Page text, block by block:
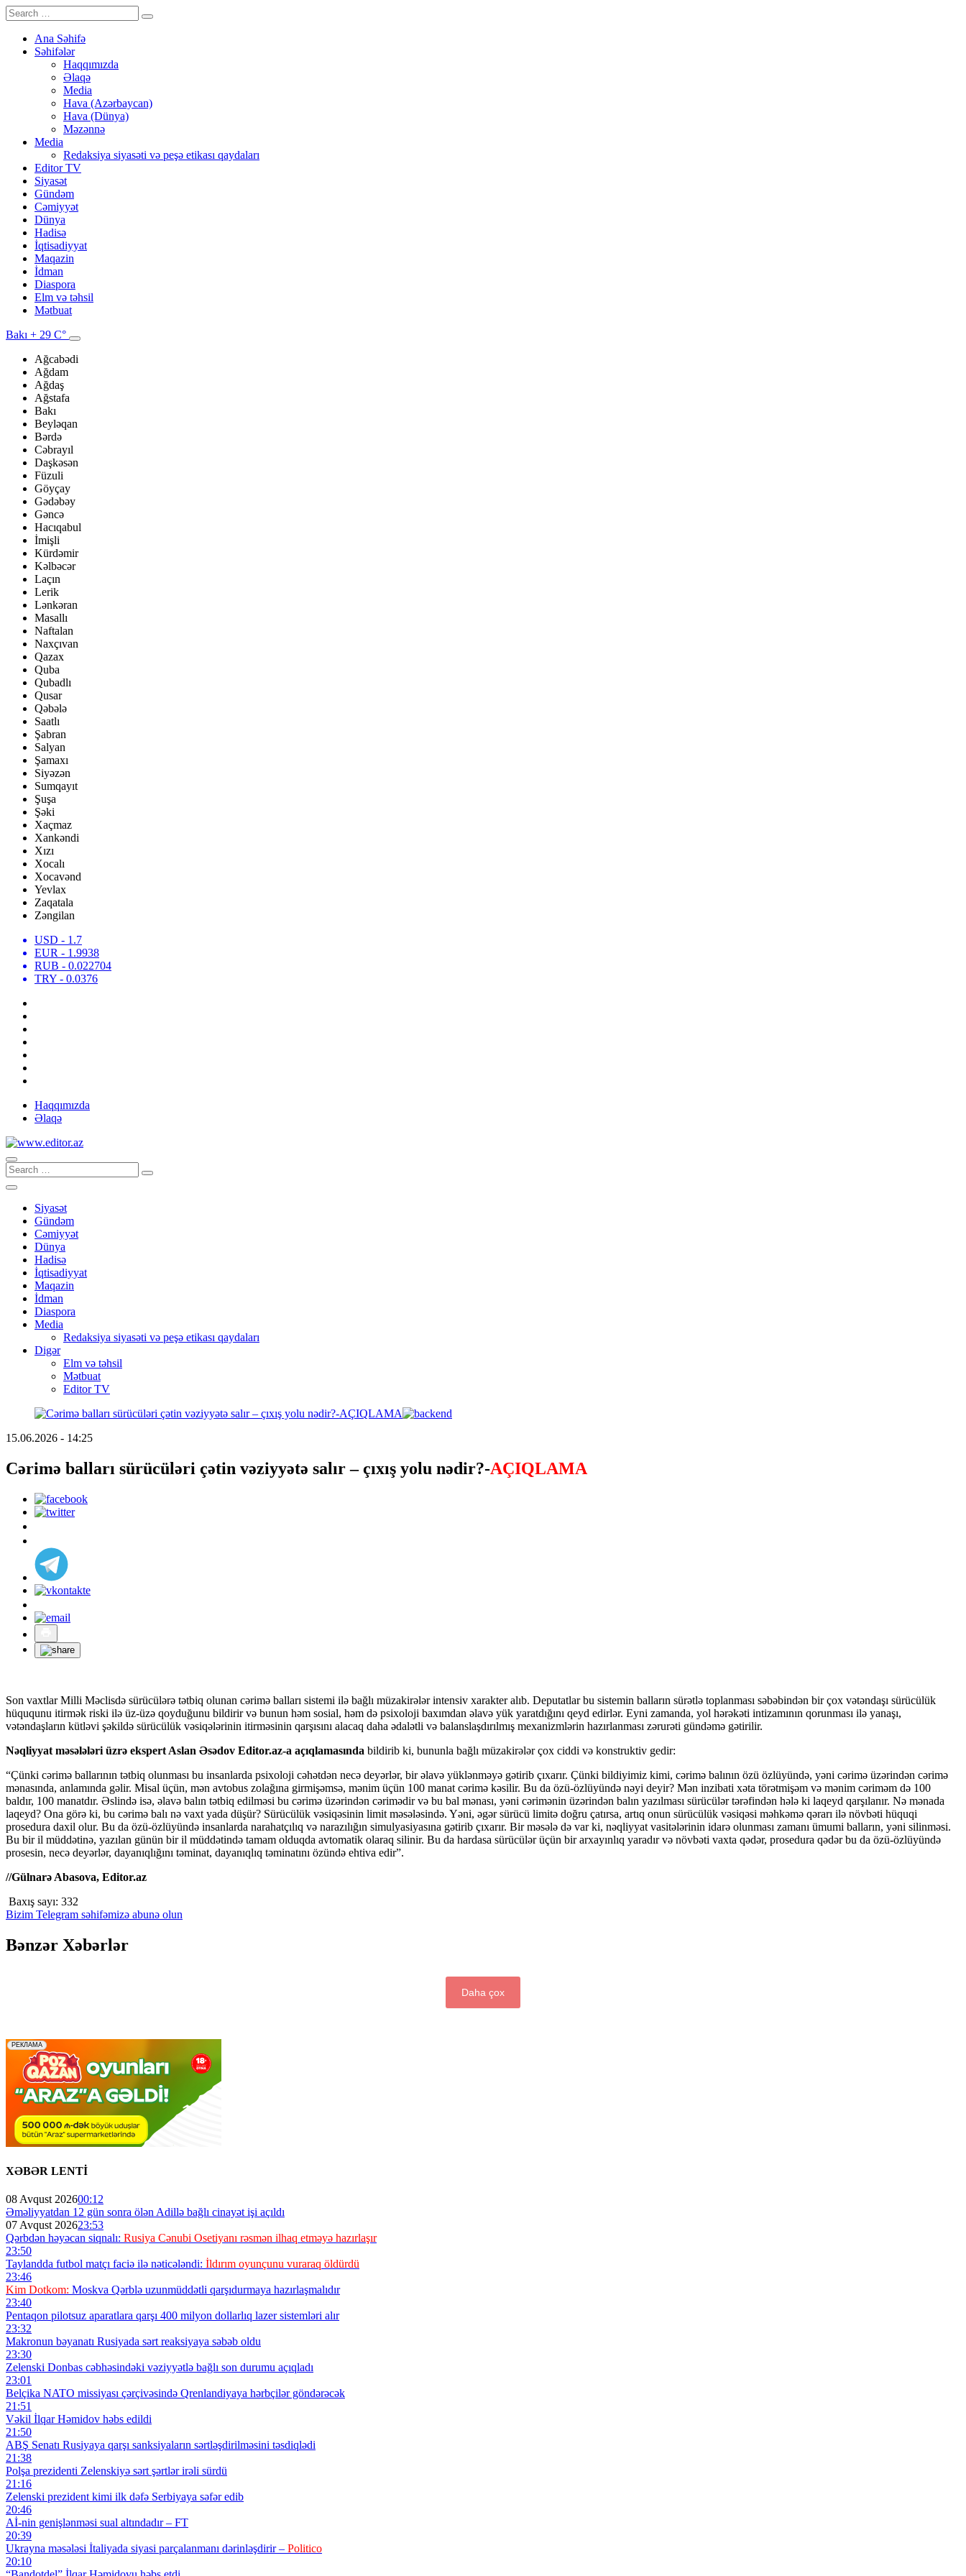
Ana Səhifə
Səhifələr
Haqqımızda
Əlaqə
Media
Hava (Azərbaycan)
Hava (Dünya)
Məzənnə
Media
Redaksiya siyasəti və peşə etikası qaydaları
Editor TV
Siyasət
Gündəm
Cəmiyyət
Dünya
Hadisə
İqtisadiyyat
Maqazin
İdman
Diaspora
Elm və təhsil
Mətbuat
Bakı + 29 C°
Ağcabədi
Ağdam
Ağdaş
Ağstafa
Bakı
Beyləqan
Bərdə
Cəbrayıl
Daşkəsən
Füzuli
Göyçay
Gədəbəy
Gəncə
Hacıqabul
İmişli
Kürdəmir
Kəlbəcər
Laçın
Lerik
Lənkəran
Masallı
Naftalan
Naxçıvan
Qazax
Quba
Qubadlı
Qusar
Qəbələ
Saatlı
Şabran
Salyan
Şamaxı
Siyəzən
Sumqayıt
Şuşa
Şəki
Xaçmaz
Xankəndi
Xızı
Xocalı
Xocavənd
Yevlax
Zaqatala
Zəngilan
USD - 1.7
EUR - 1.9938
RUB - 0.022704
TRY - 0.0376
Haqqımızda
Əlaqə
Siyasət
Gündəm
Cəmiyyət
Dünya
Hadisə
İqtisadiyyat
Maqazin
İdman
Diaspora
Media
Redaksiya siyasəti və peşə etikası qaydaları
Digər
Elm və təhsil
Mətbuat
Editor TV
15.06.2026 - 14:25
Cərimə balları sürücüləri çətin vəziyyətə salır – çıxış yolu nədir?-AÇIQLAMA
Son vaxtlar Milli Məclisdə sürücülərə tətbiq olunan cərimə balları sistemi ilə bağlı müzakirələr intensiv xarakter alıb. Deputatlar bu sistemin balların sürətlə toplanması səbəbindən bir çox vətəndaşı sürücülük
hüququnu itirmək riski ilə üz-üzə qoyduğunu bildirir və bunun həm sosial, həm də psixoloji baxımdan əlavə yük yaratdığını qeyd edirlər. Eyni zamanda, yol hərəkəti intizamının qorunması ilə yanaşı,
vətəndaşların kütləvi şəkildə sürücülük vəsiqələrinin itirməsinin qarşısını alacaq daha ədalətli və balanslaşdırılmış mexanizmlərin hazırlanması zərurəti gündəmə gətirilir.
Nəqliyyat məsələləri üzrə ekspert Aslan Əsədov Editor.az-a açıqlamasında bildirib ki, bununla bağlı müzakirələr çox ciddi və konstruktiv gedir:
“Çünki cərimə ballarının tətbiq olunması bu insanlarda psixoloji cəhətdən necə deyərlər, bir əlavə yüklənməyə gətirib çıxarır. Çünki bildiyimiz kimi, cərimə balının özü özlüyündə, yəni cərimə üzərindən cərimə
mənasında, anlamında gəlir. Misal üçün, mən avtobus zolağına girmişəmsə, mənim üçün 100 manat cərimə kəsilir. Bu da özü-özlüyündə nəyi deyir? Mən inzibati xəta törətmişəm və mənim cəriməm də 100
baldır, 100 manatdır. Əslində isə, əlavə balın tətbiq edilməsi bu cərimə üzərindən cərimədir və bu bal mənası, yəni cərimənin üzərindən balın yazılması sürücülər tərəfindən hələ ki laqeyd qarşılanır. Nə mənada
laqeyd? Ona görə ki, bu cərimə balı nə vaxt yada düşür? Sürücülük vəsiqəsinin limit məsələsində. Yəni, əgər sürücü limitə doğru çatırsa, artıq onun sürücülük vəsiqəsi məhkəmə qərarı ilə növbəti hüquqi
prosedura daxil olur. Bu da özü-özlüyündə insanlarda narahatçılıq və narazılığın simulyasiyasına gətirib çıxarır. Bir məsələ də var ki, nəqliyyat vasitələrinin idarə olunması zamanı ümumi balların, yəni silinməsi.
Bu bir il müddətinə, yazılan günün bir il müddətində tamam olduqda avtomatik olaraq silinir. Bu da hardasa sürücülər üçün bir arxayınlıq yaradır və növbəti vaxta qədər, prosedura qədər bu da özü-özlüyündə
prosesin, necə deyərlər, dayanıqlığını təminat, dayanıqlıq təminatını özündə ehtiva edir”.
//Gülnarə Abasova, Editor.az
Baxış sayı: 332
Bizim Telegram səhifəmizə abunə olun
Bənzər Xəbərlər
Daha çox
XƏBƏR LENTİ
08 Avqust 202600:12
Əməliyyatdan 12 gün sonra ölən Adillə bağlı cinayət işi açıldı
07 Avqust 202623:53
Qərbdən həyəcan siqnalı: Rusiya Cənubi Osetiyanı rəsmən ilhaq etməyə hazırlaşır
23:50
Taylandda futbol matçı faciə ilə nəticələndi: İldırım oyunçunu vuraraq öldürdü
23:46
Kim Dotkom: Moskva Qərblə uzunmüddətli qarşıdurmaya hazırlaşmalıdır
23:40
Pentaqon pilotsuz aparatlara qarşı 400 milyon dollarlıq lazer sistemləri alır
23:32
Makronun bəyanatı Rusiyada sərt reaksiyaya səbəb oldu
23:30
Zelenski Donbas cəbhəsindəki vəziyyətlə bağlı son durumu açıqladı
23:01
Belçika NATO missiyası çərçivəsində Qrenlandiyaya hərbçilər göndərəcək
21:51
Vəkil İlqar Həmidov həbs edildi
21:50
ABŞ Senatı Rusiyaya qarşı sanksiyaların sərtləşdirilməsini təsdiqlədi
21:38
Polşa prezidenti Zelenskiyə sərt şərtlər irəli sürdü
21:16
Zelenski prezident kimi ilk dəfə Serbiyaya səfər edib
20:46
Aİ-nin genişlənməsi sual altındadır – FT
20:39
Ukrayna məsələsi İtaliyada siyasi parçalanmanı dərinləşdirir – Politico
20:10